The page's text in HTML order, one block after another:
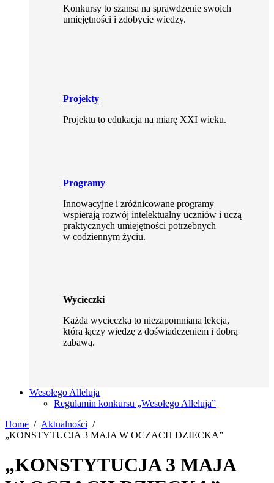
Konkursy to szansa na sprawdzenie swoich
umiejętności i zdobycie wiedzy.
Projekty
Projektu to edukacja na miarę XXI wieku.
Programy
Innowacyjne i zróżnicowane programy
wspierają rozwój intelektualny uczniów i uczą
praktycznych umiejętności potrzebnych
w codziennym życiu.
Wycieczki
Każda wycieczka to niezapomniana lekcja,
która łączy wiedzę z doświadczeniem i dobrą
zabawą.
Wesołego Alleluja
Regulamin konkursu „Wesołego Alleluja”
Home
Aktualności
„KONSTYTUCJA 3 MAJA W OCZACH DZIECKA”
„KONSTYTUCJA 3 MAJA